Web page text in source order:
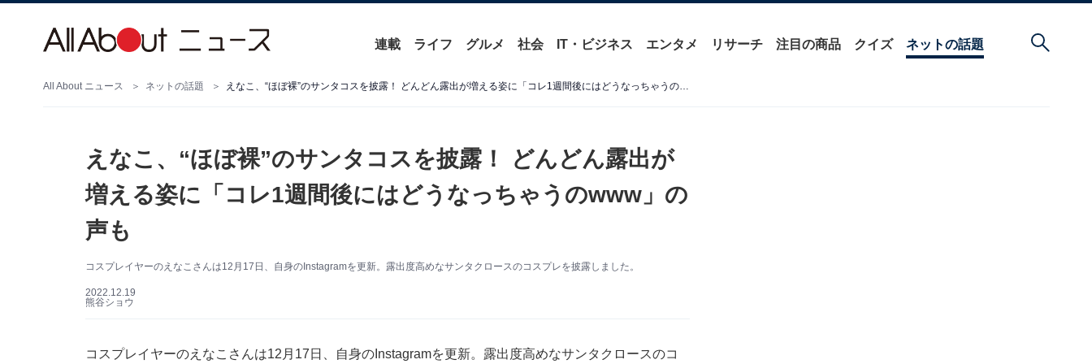
連載 ライフ グルメ 社会 IT・ビジネス エンタメ リサーチ 注目の商品 クイズ ネットの話題
All About ニュース ネットの話題 えなこ、“ほぼ裸”のサンタコスを披露！ どんどん露出が増える姿に「コレ1週間後にはどうなっちゃうのwww」の声も
えなこ、“ほぼ裸”のサンタコスを披露！ どんどん露出が
増える姿に「コレ1週間後にはどうなっちゃうのwww」の
声も
コスプレイヤーのえなこさんは12月17日、自身のInstagramを更新。露出度高めなサンタクロースのコスプレを披露しました。
2022.12.19
熊谷ショウ
コスプレイヤーのえなこさんは12月17日、自身のInstagramを更新。露出度高めなサンタクロースのコ